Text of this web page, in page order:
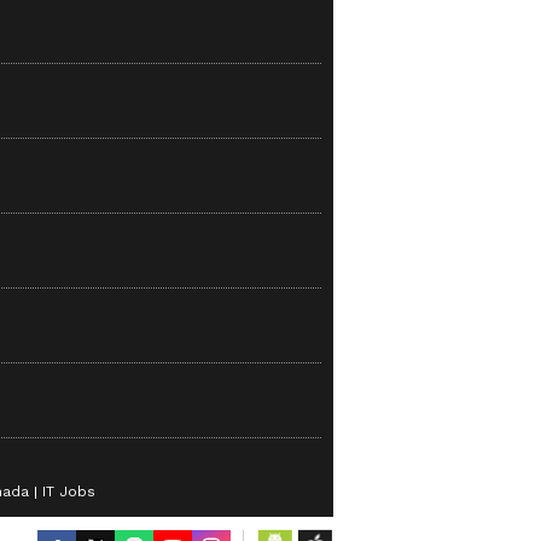
IT Jobs